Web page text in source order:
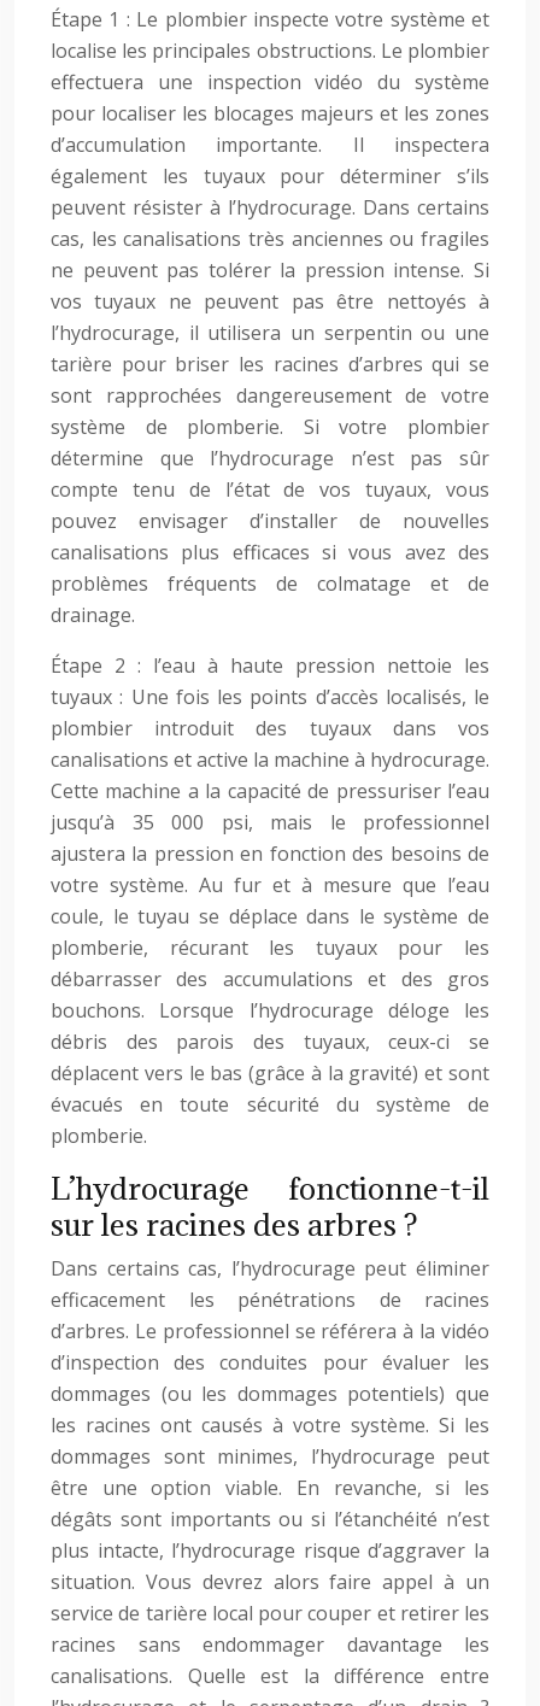
Étape 1 : Le plombier inspecte votre système et
localise les principales obstructions. Le plombier
effectuera une inspection vidéo du système
pour localiser les blocages majeurs et les zones
d’accumulation importante. Il inspectera
également les tuyaux pour déterminer s’ils
peuvent résister à l’hydrocurage. Dans certains
cas, les canalisations très anciennes ou fragiles
ne peuvent pas tolérer la pression intense. Si
vos tuyaux ne peuvent pas être nettoyés à
l’hydrocurage, il utilisera un serpentin ou une
tarière pour briser les racines d’arbres qui se
sont rapprochées dangereusement de votre
système de plomberie. Si votre plombier
détermine que l’hydrocurage n’est pas sûr
compte tenu de l’état de vos tuyaux, vous
pouvez envisager d’installer de nouvelles
canalisations plus efficaces si vous avez des
problèmes fréquents de colmatage et de
drainage.
Étape 2 : l’eau à haute pression nettoie les
tuyaux : Une fois les points d’accès localisés, le
plombier introduit des tuyaux dans vos
canalisations et active la machine à hydrocurage.
Cette machine a la capacité de pressuriser l’eau
jusqu’à 35 000 psi, mais le professionnel
ajustera la pression en fonction des besoins de
votre système. Au fur et à mesure que l’eau
coule, le tuyau se déplace dans le système de
plomberie, récurant les tuyaux pour les
débarrasser des accumulations et des gros
bouchons. Lorsque l’hydrocurage déloge les
débris des parois des tuyaux, ceux-ci se
déplacent vers le bas (grâce à la gravité) et sont
évacués en toute sécurité du système de
plomberie.
L’hydrocurage fonctionne-t-il
sur les racines des arbres ?
Dans certains cas, l’hydrocurage peut éliminer
efficacement les pénétrations de racines
d’arbres. Le professionnel se référera à la vidéo
d’inspection des conduites pour évaluer les
dommages (ou les dommages potentiels) que
les racines ont causés à votre système. Si les
dommages sont minimes, l’hydrocurage peut
être une option viable. En revanche, si les
dégâts sont importants ou si l’étanchéité n’est
plus intacte, l’hydrocurage risque d’aggraver la
situation. Vous devrez alors faire appel à un
service de tarière local pour couper et retirer les
racines sans endommager davantage les
canalisations. Quelle est la différence entre